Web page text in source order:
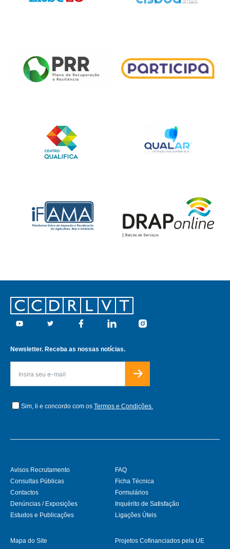
Footer
Youtube Twitter Facebook Linkedin Instagram
Newsletter. Receba as nossas notícias.
Sim, li e concordo com os Termos e Condições.
Avisos Recrutamento
Consultas Públicas
Contactos
Denúncias / Exposições
Estudos e Publicações
FAQ
Ficha Técnica
Formulários
Inquérito de Satisfação
Ligações Úteis
Mapa do Site
Projetos Cofinanciados pela UE